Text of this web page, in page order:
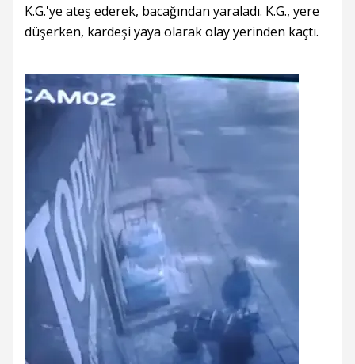
K.G.'ye ateş ederek, bacağından yaraladı. K.G., yere
düşerken, kardeşi yaya olarak olay yerinden kaçtı.